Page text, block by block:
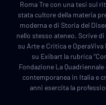
Roma Tre con una tesi sul
stata cultore della materia
moderna e di Storia del
nello stesso ateneo. Scrive
su Arte e Critica e
su Exibart la rubrica
Fondazione La
contemporanea in Italia e
anni esercita la